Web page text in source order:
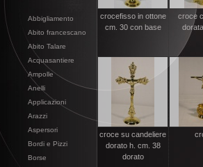
Abbigliamento
Abito francescano
Abito Talare
Acquasantiere
Ampolle
Anelli
Applicazioni
Arazzi
Aspersori
Bordi e Pizzi
Borse
crocefisso in ottone
cm. 30 con base
croce
croce su candeliere
dorato h. cm. 38
dorato